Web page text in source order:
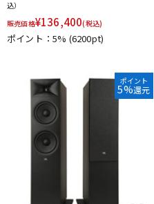
込）
販売価格¥136,400(税込)
ポイント：5% (6200pt)
ポイント
5%還元